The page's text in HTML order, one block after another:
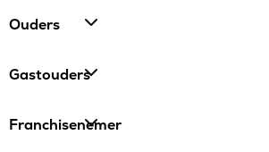
Ouders
Gastouders
Franchisenemer